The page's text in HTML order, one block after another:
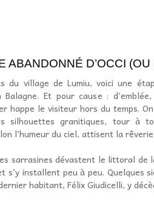
ABANDONNÉ D’OCCI (OU
du village de Lumiu, voici une
Balagne. Et pour cause :
happe le visiteur hors du temps.
silhouettes granitiques, tour à
l’humeur du ciel, attisent la
sarrasines dévastent le littoral de
installent peu à peu. Quelques
habitant, Félix Giudicelli, y